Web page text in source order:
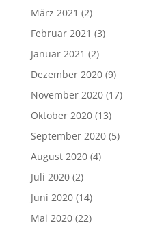
März 2021 (2)
Februar 2021 (3)
Januar 2021 (2)
Dezember 2020(9)
November 2020(17)
Oktober 2020(13)
September 2020(5)
August 2020(4)
Juli 2020(2)
Juni 2020(14)
Mai 2020(22)